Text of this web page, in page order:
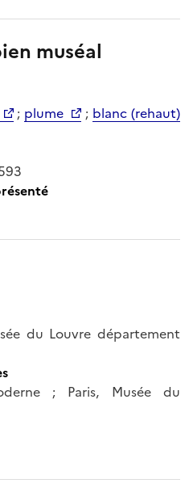
muséal
; plume ; blanc (rehaut)
du Louvre département
; Paris, Musée du